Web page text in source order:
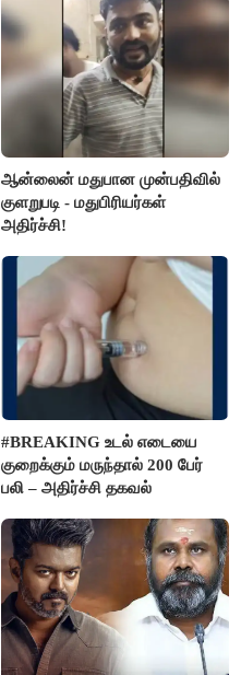
ஆன்லைன் மதுபான முன்பதிவில்
குளறுபடி - மதுபிரியர்கள்
அதிர்ச்சி!
#BREAKING உடல் எடையை
குறைக்கும் மருந்தால் 200 பேர்
பலி – அதிர்ச்சி தகவல்